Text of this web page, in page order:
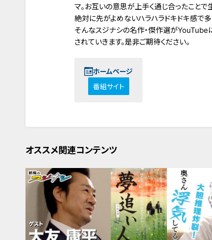
マ。お互いの意思が上手く通じ合ったこと
絶対に先がよめないハラハラドキドキ感で
そんなスジナシの名作・傑作選がYouTube
されていきます。是非ご期待ください。
ホームページ
番組サイト
オススメ関連コンテンツ